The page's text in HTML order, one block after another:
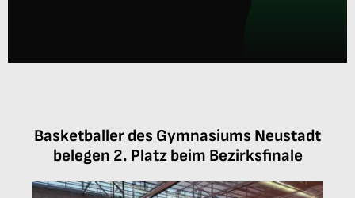
Basketballer des Gymnasiums Neustadt
belegen 2. Platz beim Bezirksfinale